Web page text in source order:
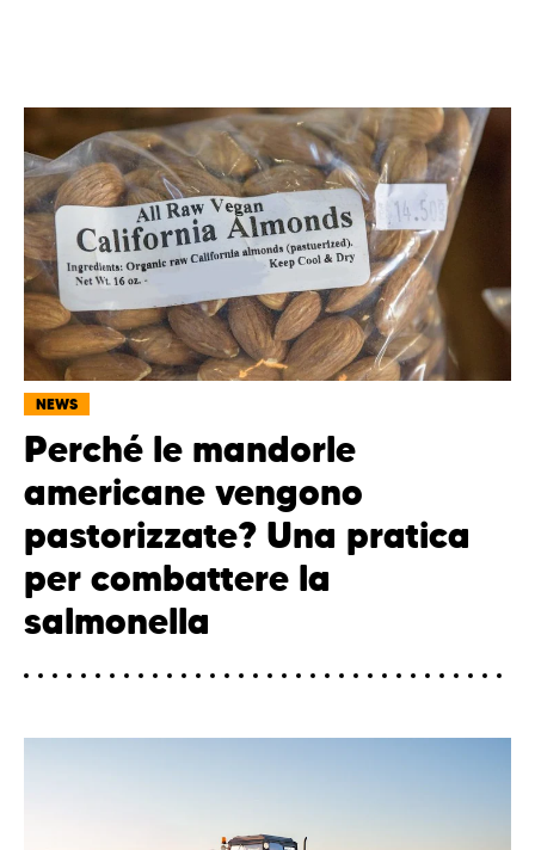
NEWS
Perché le mandorle
americane vengono
pastorizzate? Una pratica
per combattere la
salmonella